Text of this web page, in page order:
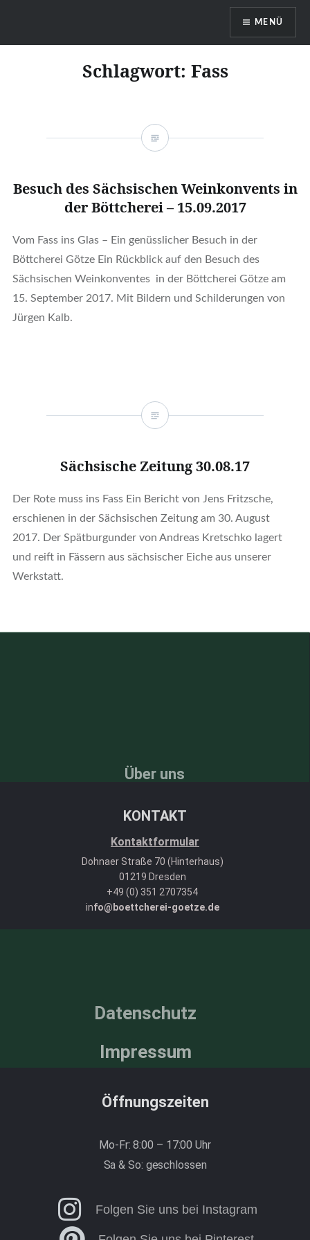
Böttcherei Götze Dresden
MENÜ
Schlagwort: Fass
Besuch des Sächsischen Weinkonvents in
der Böttcherei – 15.09.2017
Vom Fass ins Glas – Ein genüsslicher Besuch in der
Böttcherei Götze Ein Rückblick auf den Besuch des
Sächsischen Weinkonventes in der Böttcherei Götze am
15. September 2017. Mit Bildern und Schilderungen von
Jürgen Kalb.
Sächsische Zeitung 30.08.17
Der Rote muss ins Fass Ein Bericht von Jens Fritzsche,
erschienen in der Sächsischen Zeitung am 30. August
2017. Der Spätburgunder von Andreas Kretschko lagert
und reift in Fässern aus sächsischer Eiche aus unserer
Werkstatt.
Über uns
KONTAKT
Kontaktformular
Dohnaer Straße 70 (Hinterhaus)
01219 Dresden
+49 (0) 351 2707354
info@boettcherei-goetze.de
Datenschutz
Impressum
Öffnungszeiten
Mo-Fr: 8:00 – 17:00 Uhr
Sa & So: geschlossen
Folgen Sie uns bei Instagram